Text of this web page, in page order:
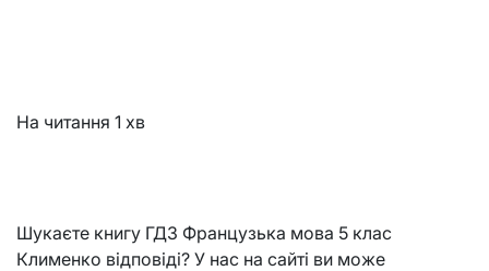
На читання 1 хв
Шукаєте книгу ГДЗ Французька мова 5 клас
Клименко відповіді? У нас на сайті ви може